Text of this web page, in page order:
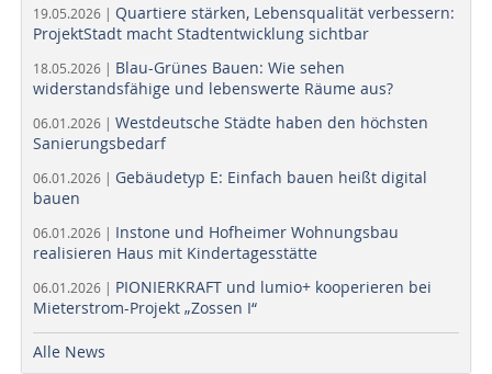
19.05.2026 | Quartiere stärken, Lebensqualität verbessern:
ProjektStadt macht Stadtentwicklung sichtbar
18.05.2026 | Blau-Grünes Bauen: Wie sehen
widerstandsfähige und lebenswerte Räume aus?
06.01.2026 | Westdeutsche Städte haben den höchsten
Sanierungsbedarf
06.01.2026 | Gebäudetyp E: Einfach bauen heißt digital
bauen
06.01.2026 | Instone und Hofheimer Wohnungsbau
realisieren Haus mit Kindertagesstätte
06.01.2026 | PIONIERKRAFT und lumio+ kooperieren bei
Mieterstrom-Projekt „Zossen I“
Alle News